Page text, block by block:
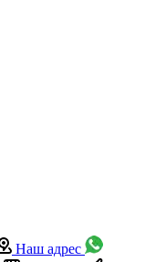
Наш адрес